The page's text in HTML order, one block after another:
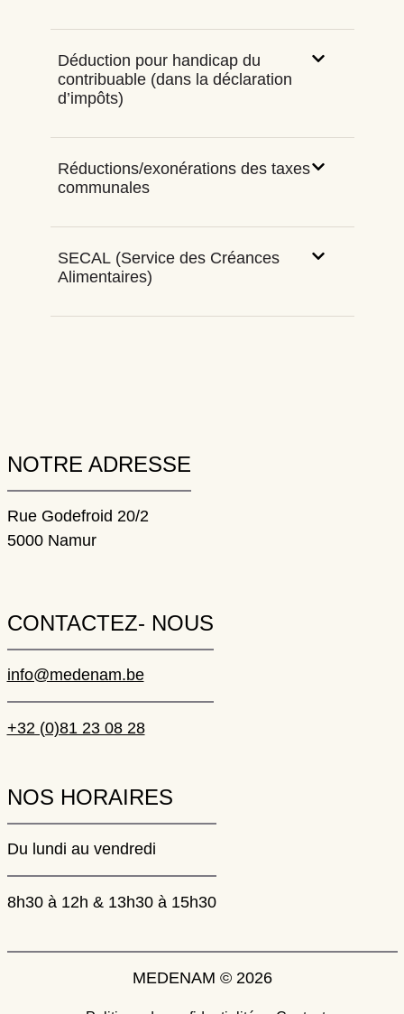
Déduction pour handicap du
contribuable (dans la déclaration
d’impôts)
Réductions/exonérations des taxes
communales
SECAL (Service des Créances
Alimentaires)
NOTRE ADRESSE
Rue Godefroid 20/2
5000 Namur
CONTACTEZ- NOUS
info@medenam.be
+32 (0)81 23 08 28
NOS HORAIRES
Du lundi au vendredi
8h30 à 12h & 13h30 à 15h30
MEDENAM © 2026